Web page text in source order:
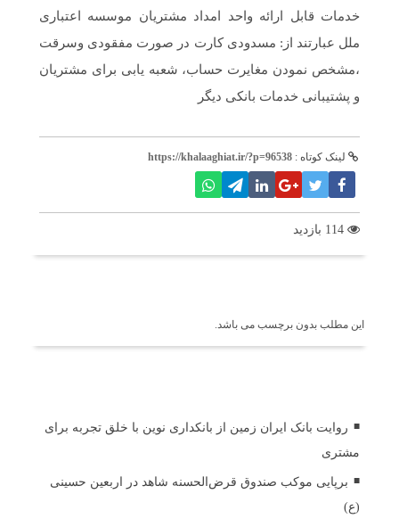
خدمات قابل ارائه واحد امداد مشتریان موسسه اعتباری
ملل عبارتند از: مسدودی کارت در صورت مفقودی وسرقت
،مشخص نمودن مغایرت حساب، شعبه یابی برای مشتریان
و پشتیبانی خدمات بانکی دیگر
لینک کوتاه : https://khalaaghiat.ir/?p=96538
این مطلب بدون برچسب می باشد.
روایت بانک ایران زمین از بانکداری نوین با خلق تجربه برای
مشتری
برپایی موکب صندوق قرض‌الحسنه شاهد در اربعین حسینی
(ع)